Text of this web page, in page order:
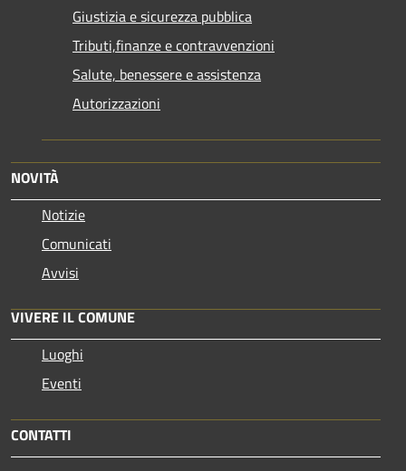
Giustizia e sicurezza pubblica
Tributi,finanze e contravvenzioni
Salute, benessere e assistenza
Autorizzazioni
NOVITÀ
Notizie
Comunicati
Avvisi
VIVERE IL COMUNE
Luoghi
Eventi
CONTATTI